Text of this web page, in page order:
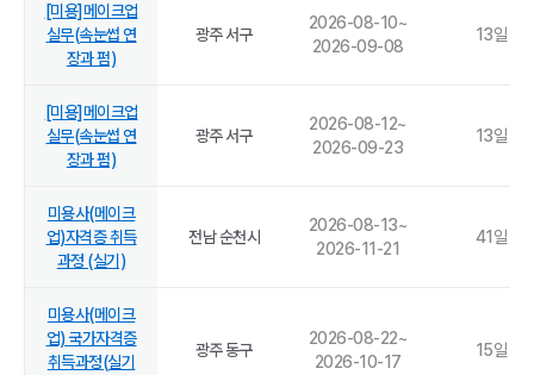
[미용]메이크업
실무(속눈썹 연
장과 펌)
광주 서구
2026-08-10~
2026-09-08
13일
[미용]메이크업
실무(속눈썹 연
장과 펌)
광주 서구
2026-08-12~
2026-09-23
13일
미용사(메이크
업)자격증 취득
과정 (실기)
전남 순천시
2026-08-13~
2026-11-21
41 일
미용사(메이크
업) 국가자격증
취득과정(실기
광주 동구
2026-08-22~
2026-10-17
15일